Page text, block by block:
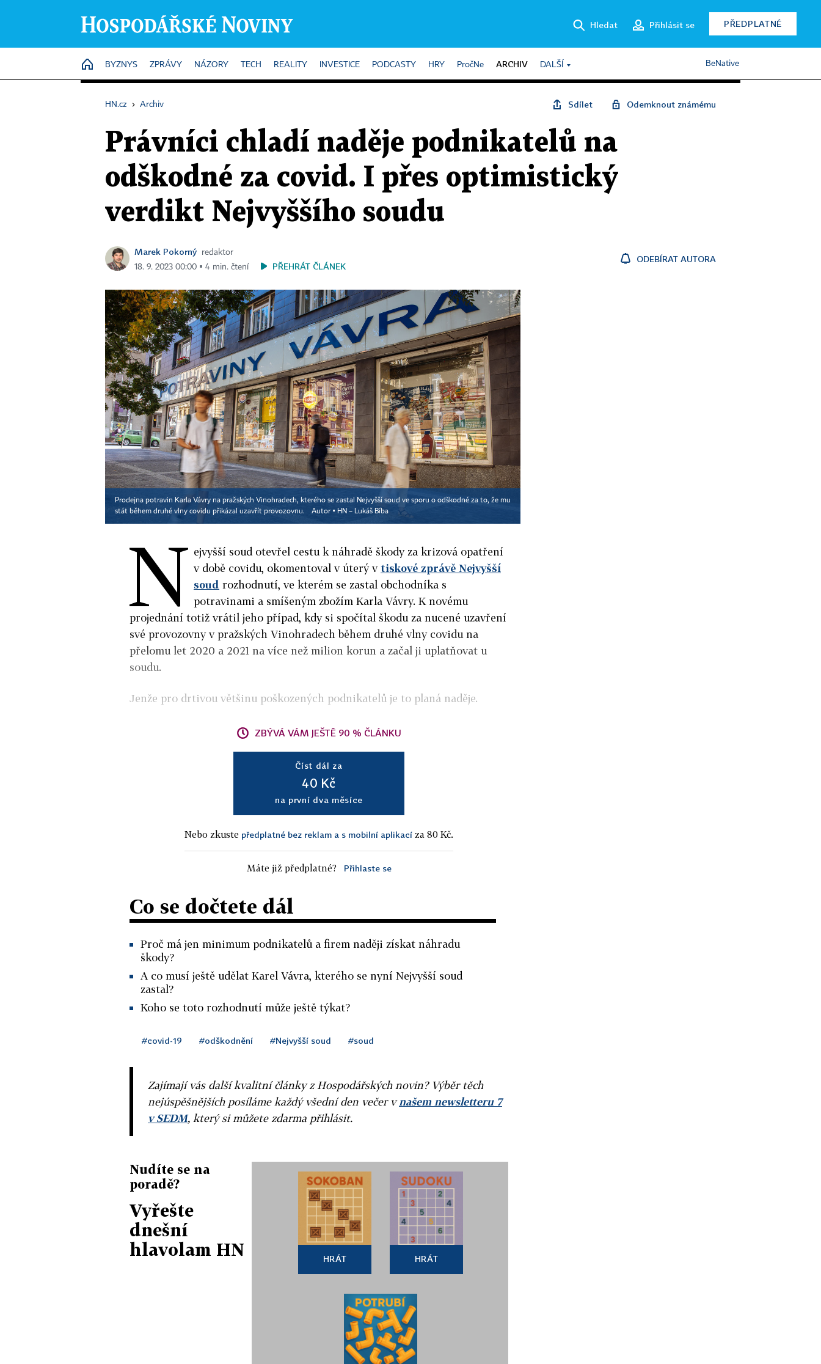
Hledat Přihlásit se PŘEDPLATNÉ
HOME
BYZNYS ZPRÁVY NÁZORY TECH REALITY INVESTICE PODCASTY HRY PročNe ARCHIV DALŠÍ BeNative
HN.cz › Archiv Sdílet Odemknout známému
Právníci chladí naděje podnikatelů na
odškodné za covid. I přes optimistický
verdikt Nejvyššího soudu
Marek Pokorný
redaktor
18. 9. 2023 00:00 ▪ 4 min. čtení
PŘEHRÁT ČLÁNEK
ODEBÍRAT AUTORA
Prodejna potravin Karla Vávry na pražských Vinohradech, kterého se zastal Nejvyšší soud ve sporu o odškodné za to, že mu
stát během druhé vlny covidu přikázal uzavřít provozovnu.
Autor ▪ HN – Lukáš Bíba
N ejvyšší soud otevřel cestu k náhradě škody za krizová opatření
v době covidu, okomentoval v úterý vtiskové zprávě Nejvyšší
soud rozhodnutí, ve kterém se zastal obchodníka s
potravinami a smíšeným zbožím Karla Vávry. K novému
projednání totiž vrátil jeho případ, kdy si spočítal škodu za nucené uzavření
své provozovny v pražských Vinohradech během druhé vlny covidu na
přelomu let 2020 a 2021 na více než milion korun a začal ji uplatňovat u
soudu.
Jenže pro drtivou většinu poškozených podnikatelů je to planá naděje.
ZBÝVÁ VÁM JEŠTĚ 90 % ČLÁNKU
Číst dál za
40 Kč
na první dva měsíce
Nebo zkuste předplatné bez reklam a s mobilní aplikací za 80 Kč.
Máte již předplatné? Přihlaste se
Co se dočtete dál
Proč má jen minimum podnikatelů a firem naději získat náhradu
škody?
A co musí ještě udělat Karel Vávra, kterého se nyní Nejvyšší soud
zastal?
Koho se toto rozhodnutí může ještě týkat?
#covid-19 #odškodnění #Nejvyšší soud #soud
Zajímají vás další kvalitní články z Hospodářských novin? Výběr těch
nejúspěšnějších posíláme každý všední den večer vnašem newsletteru 7
v SEDM, který si můžete zdarma přihlásit.
Nudíte se na
poradě?
Vyřešte
dnešní
hlavolam HN
HRÁT HRÁT